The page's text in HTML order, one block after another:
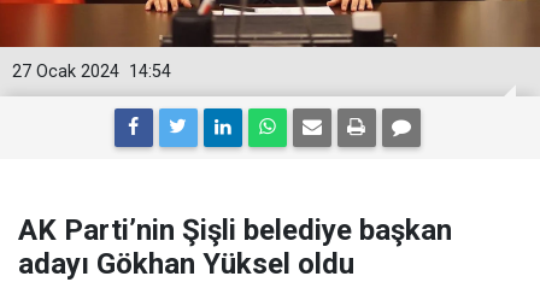
14:54
27 Ocak 2024
AK Parti’nin Şişli belediye başkan
adayı Gökhan Yüksel oldu